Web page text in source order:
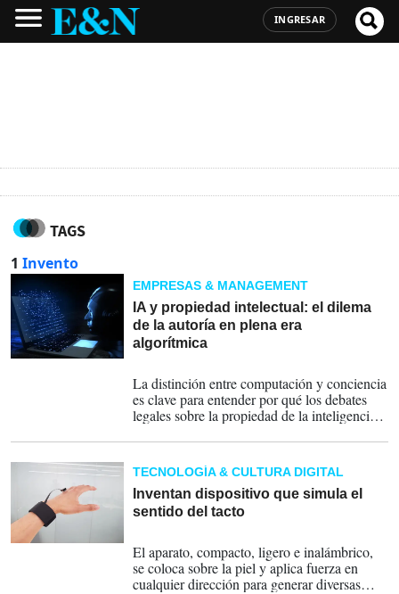
INGRESAR
TAGS
1 Invento
EMPRESAS & MANAGEMENT
IA y propiedad intelectual: el dilema
de la autoría en plena era
algorítmica
La distinción entre computación y conciencia
es clave para entender por qué los debates
legales sobre la propiedad de la inteligencia
TECNOLOGÍA & CULTURA DIGITAL
Inventan dispositivo que simula el
sentido del tacto
El aparato, compacto, ligero e inalámbrico,
se coloca sobre la piel y aplica fuerza en
cualquier dirección para generar diversas